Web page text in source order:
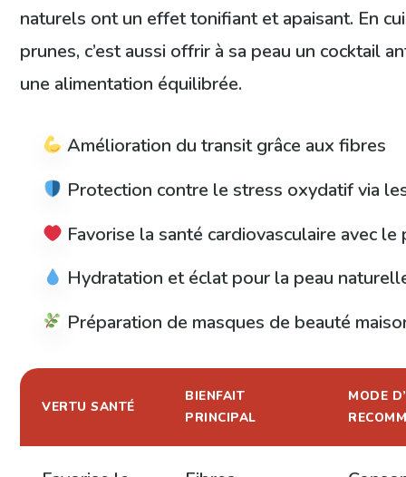
naturels ont un effet tonifiant et apaisant. En
prunes, c’est aussi offrir à sa peau un cocktail
une alimentation équilibrée.
Amélioration du transit grâce aux fibres
Protection contre le stress oxydatif via
Favorise la santé cardiovasculaire avec le
Hydratation et éclat pour la peau
Préparation de masques de beauté
VERTU SANTÉ
BIENFAIT
PRINCIPAL
MODE